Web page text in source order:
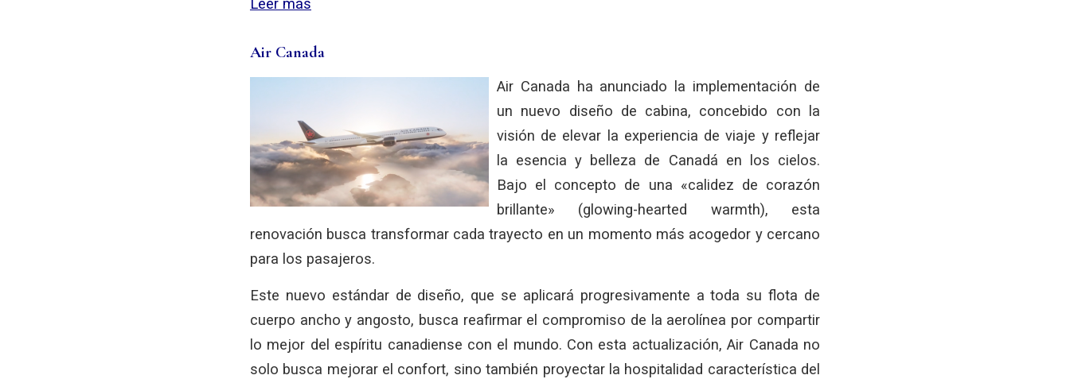
Air Canada
Air Canada ha anunciado la implementación de
un nuevo diseño de cabina, concebido con la
visión de elevar la experiencia de viaje y reflejar
la esencia y belleza de Canadá en los cielos.
Bajo el concepto de una «calidez de corazón
brillante» (glowing-hearted warmth), esta
renovación busca transformar cada trayecto en un momento más acogedor y cercano
para los pasajeros.
Este nuevo estándar de diseño, que se aplicará progresivamente a toda su flota de
cuerpo ancho y angosto, busca reafirmar el compromiso de la aerolínea por compartir
lo mejor del espíritu canadiense con el mundo. Con esta actualización, Air Canada no
solo busca mejorar el confort, sino también proyectar la hospitalidad característica del